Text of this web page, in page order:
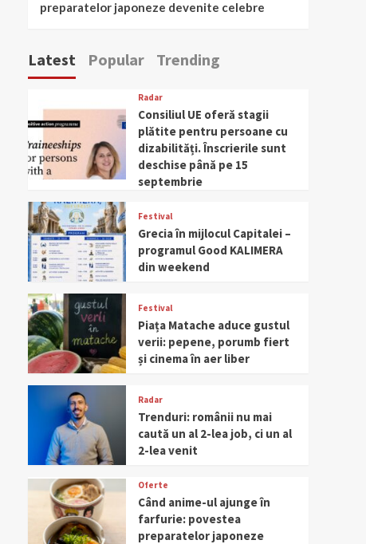
preparatelor japoneze devenite celebre
Latest Popular Trending
Radar
Consiliul UE oferă stagii
plătite pentru persoane cu
dizabilități. Înscrierile sunt
deschise până pe 15
septembrie
Festival
Grecia în mijlocul Capitalei –
programul Good KALIMERA
din weekend
Festival
Piața Matache aduce gustul
verii: pepene, porumb fiert
și cinema în aer liber
Radar
Trenduri: românii nu mai
caută un al 2-lea job, ci un al
2-lea venit
Oferte
Când anime-ul ajunge în
farfurie: povestea
preparatelor japoneze